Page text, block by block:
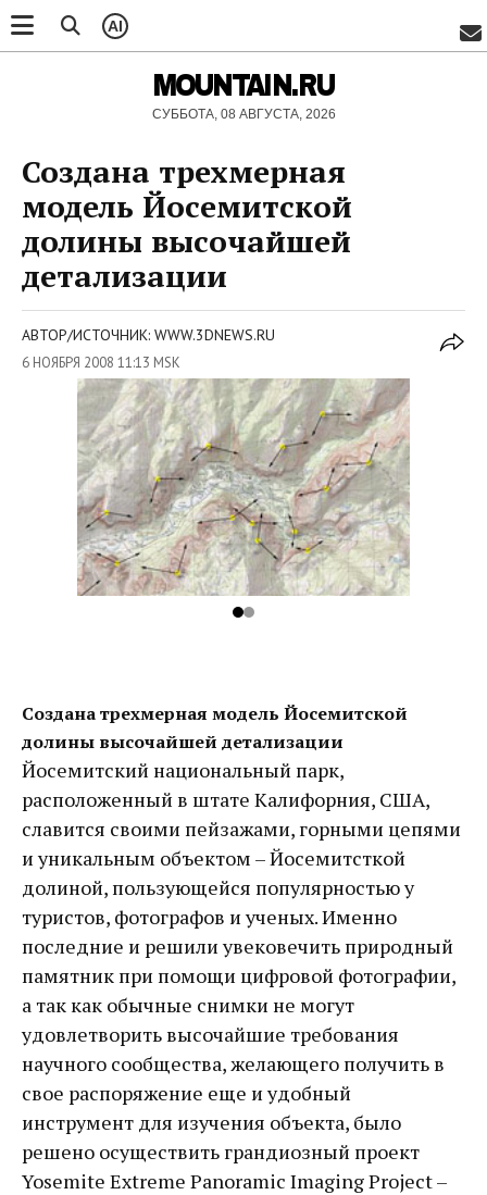
AI
MOUNTAIN.RU
СУББОТА, 08 АВГУСТА, 2026
Создана трехмерная
модель Йосемитской
долины высочайшей
детализации
АВТОР/ИСТОЧНИК: WWW.3DNEWS.RU
6 НОЯБРЯ 2008 11:13 MSK
Создана трехмерная модель Йосемитской
долины высочайшей детализации
Йосемитский национальный парк,
расположенный в штате Калифорния, США,
славится своими пейзажами, горными цепями
и уникальным объектом – Йосемитсткой
долиной, пользующейся популярностью у
туристов, фотографов и ученых. Именно
последние и решили увековечить природный
памятник при помощи цифровой фотографии,
а так как обычные снимки не могут
удовлетворить высочайшие требования
научного сообщества, желающего получить в
свое распоряжение еще и удобный
инструмент для изучения объекта, было
решено осуществить грандиозный проект
Yosemite Extreme Panoramic Imaging Project –